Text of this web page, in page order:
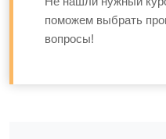
поможем выбрать
вопросы!